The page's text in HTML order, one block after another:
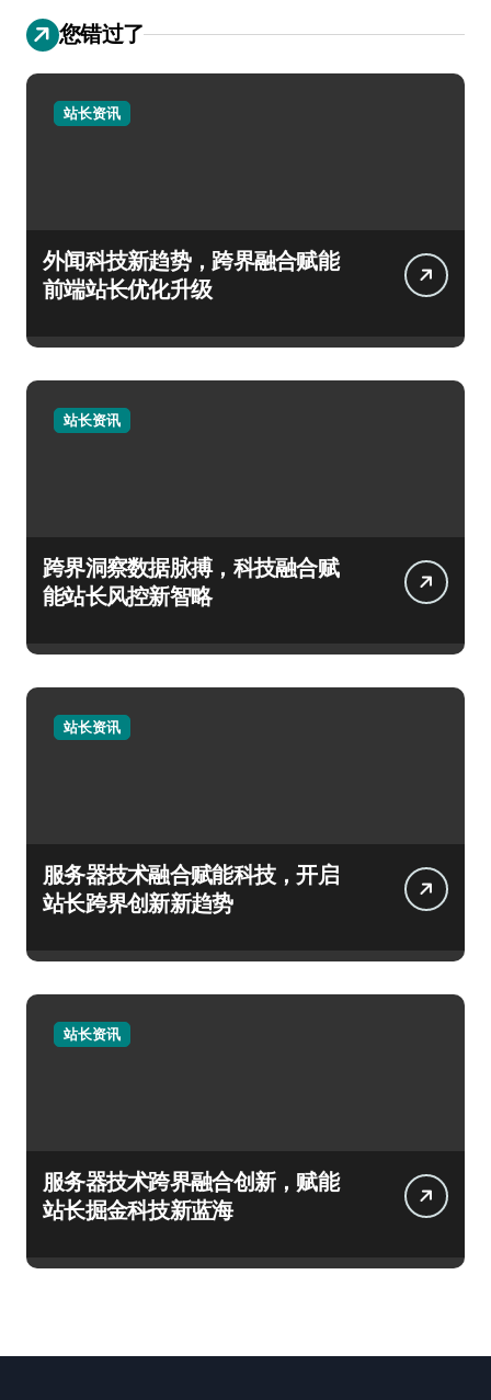
您错过了
站长资讯
外闻科技新趋势，跨界融合赋能
前端站长优化升级
站长资讯
跨界洞察数据脉搏，科技融合赋
能站长风控新智略
站长资讯
服务器技术融合赋能科技，开启
站长跨界创新新趋势
站长资讯
服务器技术跨界融合创新，赋能
站长掘金科技新蓝海